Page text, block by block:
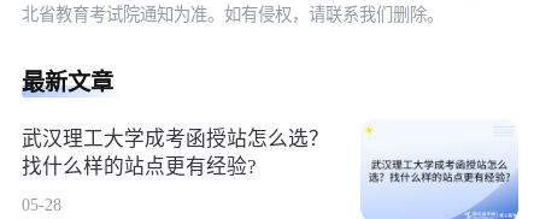
北省教育考试院通知为准。如有侵权，请联系我们删除。
最新文章
武汉理工大学成考函授站怎么选？
找什么样的站点更有经验?
05-28